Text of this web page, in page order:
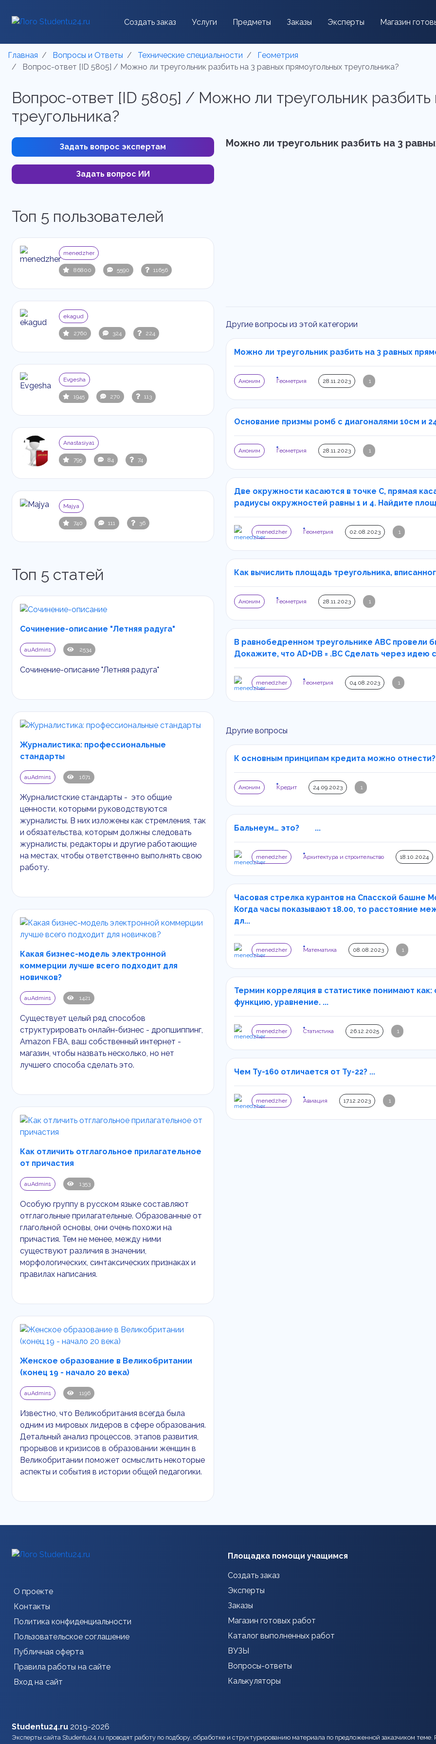
Создать заказ Услуги Предметы Заказы Эксперты Магазин
Главная Вопросы и Ответы Технические специальности
Геометрия
Вопрос-ответ [ID 5805] / Можно ли треугольник разбить на 3 равных прямоугольных треугольника?
Вопрос-ответ [ID 5805] / Можно ли треугольник разбить
треугольника?
Задать вопрос экспертам
Задать вопрос ИИ
Топ 5 пользователей
menedzher
86800 5590 11656
ekagud
2760 324 224
Evgesha
1945 270 113
Anastasiya1
795 84 74
Majya
740 111 36
Топ 5 статей
Сочинение-описание "Летняя радуга"
auAdmin1 2534
Сочинение-описание "Летняя радуга"
Журналистика: профессиональные
стандарты
auAdmin1 1671
Журналистские стандарты - это общие
ценности, которыми руководствуются
журналисты. В них изложены как стремления, так
и обязательства, которым должны следовать
журналисты, редакторы и другие работающие
на местах, чтобы ответственно выполнять свою
работу.
Какая бизнес-модель электронной
коммерции лучше всего подходит для
новичков?
auAdmin1 1421
Существует целый ряд способов
структурировать онлайн-бизнес - дропшиппинг,
Amazon FBA, ваш собственный интернет -
магазин, чтобы назвать несколько, но нет
лучшего способа сделать это.
Как отличить отглагольное прилагательное
от причастия
auAdmin1 1353
Особую группу в русском языке составляют
отглагольные прилагательные. Образованные от
глагольной основы, они очень похожи на
причастия. Тем не менее, между ними
существуют различия в значении,
морфологических, синтаксических признаках и
правилах написания.
Женское образование в Великобритании
(конец 19 - начало 20 века)
auAdmin1 1196
Известно, что Великобритания всегда была
одним из мировых лидеров в сфере образования.
Детальный анализ процессов, этапов развития,
прорывов и кризисов в образовании женщин в
Великобритании поможет осмыслить некоторые
аспекты и события в истории общей педагогики.
Можно ли треугольник разбить на 3
Другие вопросы из этой категории
Можно ли треугольник разбить на 3 равных
Аноним Геометрия 28.11.2023 1
Основание призмы ромб с диагоналями 10см и
Аноним Геометрия 28.11.2023 1
Две окружности касаются в точке С, прямая
радиусы окружностей равны 1 и 4. Найдите
menedzher Геометрия 02.08.2023 1
Как вычислить площадь треугольника,
Аноним Геометрия 28.11.2023 1
В равнобедренном треугольнике ABC провели
Докажите, что AD+DB = .BC Сделать через идею
menedzher Геометрия 04.08.2023 1
Другие вопросы
К основным принципам кредита можно
Аноним Кредит 24.09.2023 1
Бальнеум… это? ...
menedzher Архитектура и строительство 18.10.2024
Часовая стрелка курантов на Спасской башне
Когда часы показывают 18.00, то расстояние
дл...
menedzher Математика 08.08.2023 1
Термин корреляция в статистике понимают
функцию, уравнение. ...
menedzher Статистика 26.12.2025 1
Чем Ту-160 отличается от Ту-22? ...
menedzher Авиация 17.12.2023 1
О проекте
Контакты
Политика конфиденциальности
Пользовательское соглашение
Публичная оферта
Правила работы на сайте
Вход на сайт
Площадка помощи учащимся
Создать заказ
Эксперты
Заказы
Магазин готовых работ
Каталог выполненных работ
ВУЗЫ
Вопросы-ответы
Калькуляторы
Studentu24.ru 2019-2026
Эксперты сайта Studentu24.ru проводят работу по подбору, обработке и структурированию материала по предложенной заказчиком